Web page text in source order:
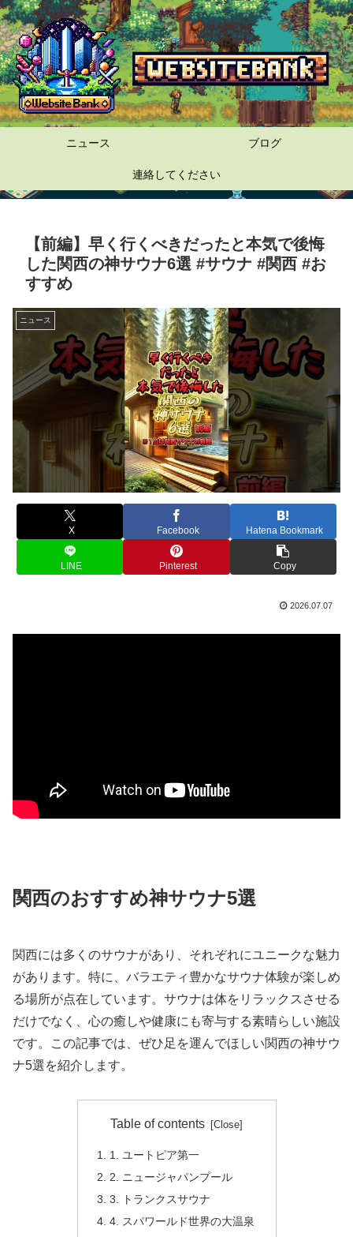
ニュース ブログ
連絡してください
【前編】早く行くべきだったと本気で後悔
した関西の神サウナ6選 #サウナ #関西 #お
すすめ
ニュース
X Facebook Hatena Bookmark
LINE Pinterest Copy
2026.07.07
関西のおすすめ神サウナ5選
関西には多くのサウナがあり、それぞれにユニークな魅力
があります。特に、バラエティ豊かなサウナ体験が楽しめ
る場所が点在しています。サウナは体をリラックスさせる
だけでなく、心の癒しや健康にも寄与する素晴らしい施設
です。この記事では、ぜひ足を運んでほしい関西の神サウ
ナ5選を紹介します。
Table of contents
1. ユートピア第一
2. ニュージャパンプール
3. トランクスサウナ
4. スパワールド世界の大温泉